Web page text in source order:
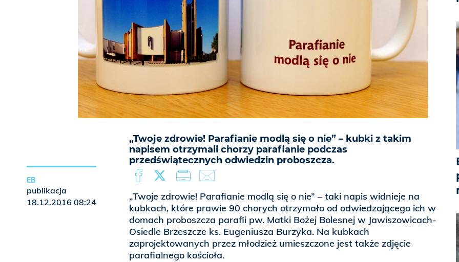
„Twoje zdrowie! Parafianie modlą się o nie” – kubki z takim
napisem otrzymali chorzy parafianie podczas
przedświątecznych odwiedzin proboszcza.
„Twoje zdrowie! Parafianie modlą się o nie” – taki napis widnieje na
kubkach, które prawie 90 chorych otrzymało od odwiedzającego ich w
domach proboszcza parafii pw. Matki Bożej Bolesnej w Jawiszowicach-
Osiedle Brzeszcze ks. Eugeniusza Burzyka. Na kubkach
zaprojektowanych przez młodzież umieszczone jest także zdjęcie
parafialnego kościoła.
EB
publikacja
18.12.2016 08:24